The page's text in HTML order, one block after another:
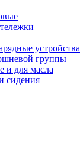
устройства
группы
и для масла
сидения